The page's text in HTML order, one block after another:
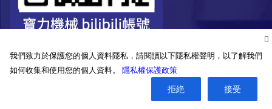
©2026. Pro-Technic Machinery Ltd. All right reserved.
我們致力於保護您的個人資料隱私，請閱讀以下隱私權聲明，以了解我們
如何收集和使用您的個人資料。 隱私權保護政策
拒絶 接受